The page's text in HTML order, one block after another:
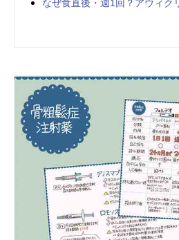
なぜ食直後・週1回？アウィク